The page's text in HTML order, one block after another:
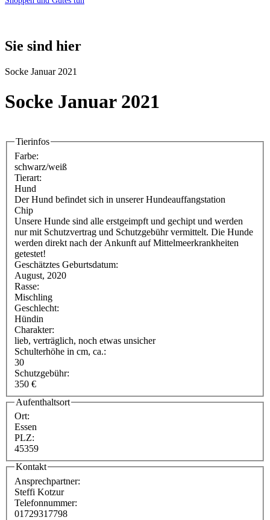
Sie sind hier
Socke Januar 2021
Socke Januar 2021
Tierinfos
Farbe:
schwarz/weiß
Tierart:
Hund
Der Hund befindet sich in unserer Hundeauffangstation
Chip
Unsere Hunde sind alle erstgeimpft und gechipt und werden
nur mit Schutzvertrag und Schutzgebühr vermittelt. Die Hunde
werden direkt nach der Ankunft auf Mittelmeerkrankheiten
getestet!
Geschätztes Geburtsdatum:
August, 2020
Rasse:
Mischling
Geschlecht:
Hündin
Charakter:
lieb, verträglich, noch etwas unsicher
Schulterhöhe in cm, ca.:
30
Schutzgebühr:
350 €
Aufenthaltsort
Ort:
Essen
PLZ:
45359
Kontakt
Ansprechpartner:
Steffi Kotzur
Telefonnummer:
01729317798